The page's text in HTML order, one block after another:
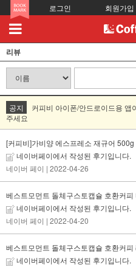
로그인 회원가입
리뷰
공지
커피비 아이폰/안드로이드용 앱
주세요
[커피비]가비양 에스프레소 재규어
네이버페이에서 작성된 후기입니다.
네이버 페이 | 2022-04-26
베스트모먼트 돌체구스토캡슐 호환커
네이버페이에서 작성된 후기입니다.
네이버 페이 | 2022-04-20
베스트모먼트 돌체구스토캡슐 호환커
네이버페이에서 작성된 후기입니다.